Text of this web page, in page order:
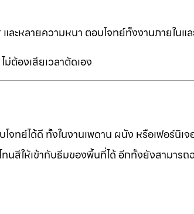
ะหลายความหนา ตอบโจทย์ทั้งงานภายในแ
ต้องเสียเวลาตัดเอง
ย์ได้ดี ทั้งในงานเพดาน ผนัง หรือเฟอร์นิเจ
นสีให้เข้ากับธีมของพื้นที่ได้ อีกทั้งยังสามาร